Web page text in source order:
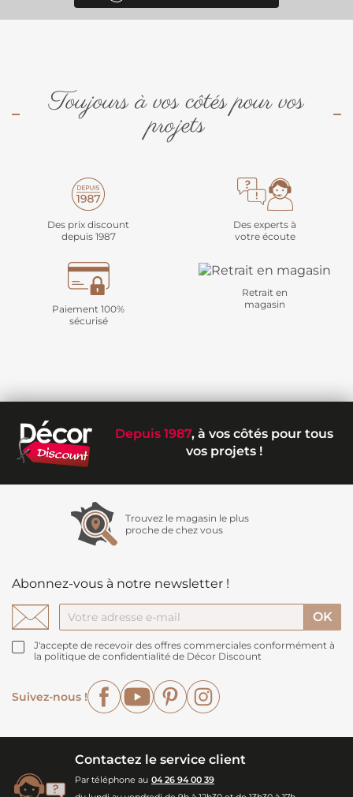
Toujours à vos côtés pour vos
projets
Des prix discount
depuis 1987
Des experts à
votre écoute
Paiement 100%
sécurisé
Retrait en
magasin
Depuis 1987, à vos côtés pour tous
vos projets !
Trouvez le magasin le plus
proche de chez vous
Abonnez-vous à notre newsletter !
J'accepte de recevoir des offres commerciales conformément à
la politique de confidentialité de Décor Discount
Suivez-nous !
FacebookYouTubePinterest
Contactez le service client
Par téléphone au 04 26 94 00 39